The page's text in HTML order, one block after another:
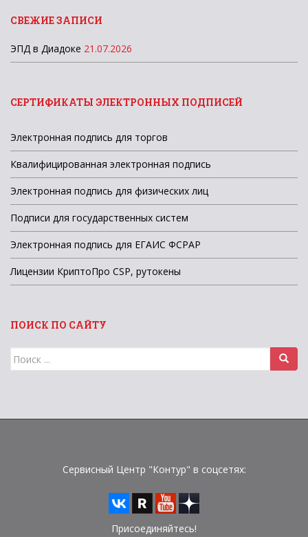
СВЕЖИЕ ЗАПИСИ
ЭПД в Диадоке 21.07.2026
СЕРТИФИКАТЫ ЭЛЕКТРОННЫХ ПОДПИСЕЙ
Электронная подпись для торгов
Квалифицированная электронная подпись
Электронная подпись для физических лиц
Подписи для государственных систем
Электронная подпись для ЕГАИС ФСРАР
Лицензии КриптоПро CSP, рутокены
ПОИСК ПО САЙТУ
Поиск
для:
Сервисный Центр "Контур" в соцсетях:
Присоединяйтесь!